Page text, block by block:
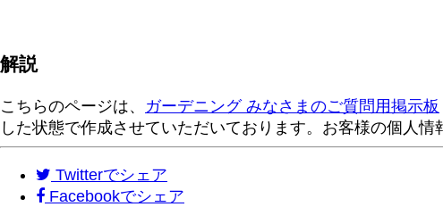
解説
こちらのページは、 ガーデニング みなさまのご質問用掲示板
した状態で作成させていただいております。お客様の個人情
Twitterでシェア
Facebookでシェア